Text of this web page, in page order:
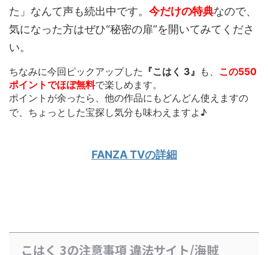
た」なんて声も続出中です。 今だけの特典なので、
気になった方はぜひ“秘密の扉”を開いてみてくださ
い。
ちなみに今回ピックアップした 『こはく 3』 も、 この550
ポイントでほぼ無料で楽しめます。
ポイントが余ったら、他の作品にもどんどん使えますの
で、ちょっとした宝探し気分も味わえますよ♪
FANZA TVの詳細
こはく 3の注意事項 違法サイト/海賊